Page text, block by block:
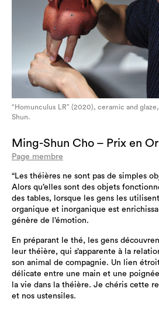
“Homunculus LR” (2020), ceramic and
Shun.
Ming-Shun Cho – Prix en Or
Page membre
“Les théières ne sont pas de simples
Alors qu’elles sont des objets
des tables, lorsque les gens les
organique et inorganique est
génère de l’émotion.
En préparant le thé, les gens
leur théière, qui s’apparente à la
son animal de compagnie. Un lien
délicate entre une main et une
la vie dans la théière. Je chéris cette
et nos ustensiles.